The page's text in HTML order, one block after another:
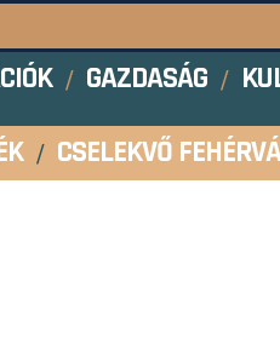
GAZDASÁG
CSELEKVŐ